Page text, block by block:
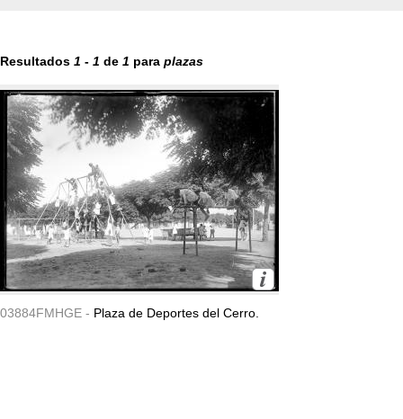
Resultados 1 - 1 de 1 para plazas
03884FMHGE - Plaza de Deportes del Cerro.